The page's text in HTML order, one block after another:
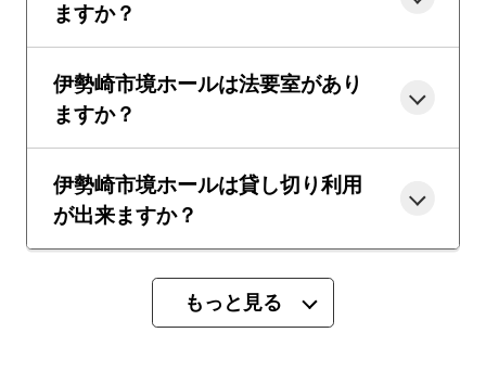
ますか？
伊勢崎市境ホールは法要室があり
ますか？
伊勢崎市境ホールは貸し切り利用
が出来ますか？
もっと見る